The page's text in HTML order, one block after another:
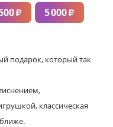
₽ 5 000₽
подарок, который так
классическая